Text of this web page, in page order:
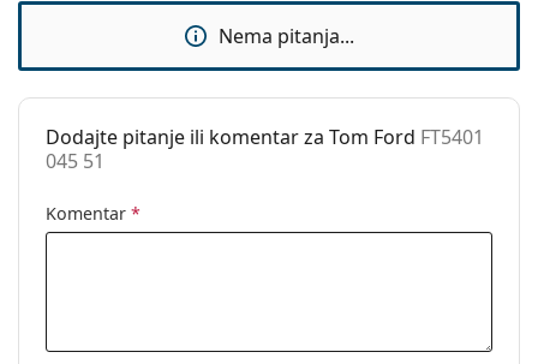
Krpa za
čišćenje:
Da
Ostalo
Spol:
Kategorija:
Dioptrijske naočale
Nema pitanja...
Dodajte pitanje ili komentar za Tom Ford FT5401
045 51
Komentar *